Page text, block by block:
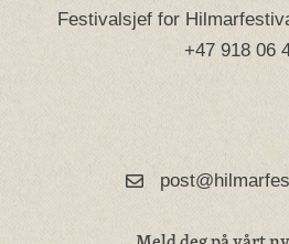
Festivalsjef for
+47 918 06